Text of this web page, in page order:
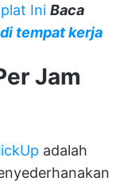
Ini Baca
tempat kerja
Jam
adalah